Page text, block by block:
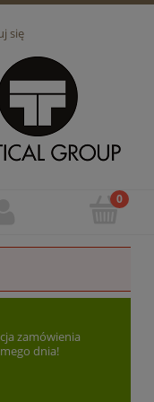
się
zamówienia
dnia!